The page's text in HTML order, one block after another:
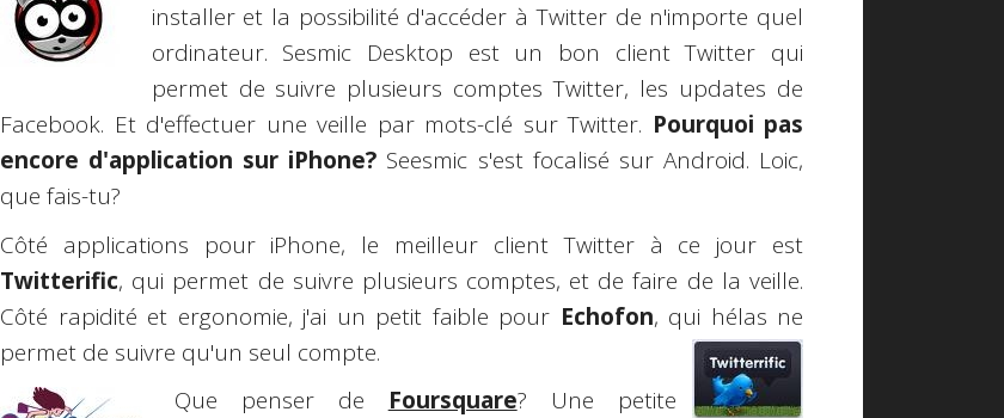
installer et la possibilité d'accéder à Twitter de n'importe quel
ordinateur. Sesmic Desktop est un bon client Twitter qui
permet de suivre plusieurs comptes Twitter, les updates de
Facebook. Et d'effectuer une veille par mots-clé sur Twitter. Pourquoi pas
encore d'application sur iPhone? Seesmic s'est focalisé sur Android. Loic,
que fais-tu?
Côté applications pour iPhone, le meilleur client Twitter à ce jour est
Twitterific, qui permet de suivre plusieurs comptes, et de faire de la veille.
Côté rapidité et ergonomie, j'ai un petit faible pour Echofon, qui hélas ne
permet de suivre qu'un seul compte.
Que penser de Foursquare? Une petite